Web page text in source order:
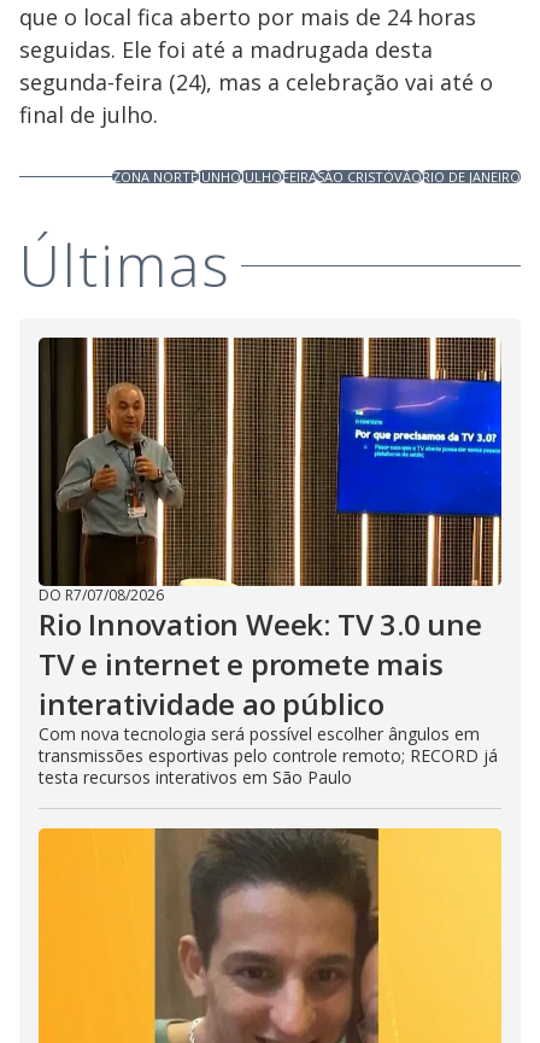
que o local fica aberto por mais de 24 horas
seguidas. Ele foi até a madrugada desta
segunda-feira (24), mas a celebração vai até o
final de julho.
ZONA NORTEJUNHOJULHOFEIRASÃO CRISTÓVÃORIO DE JANEIRO
Últimas
DO R7/07/08/2026
Rio Innovation Week: TV 3.0 une
TV e internet e promete mais
interatividade ao público
Com nova tecnologia será possível escolher ângulos em
transmissões esportivas pelo controle remoto; RECORD já
testa recursos interativos em São Paulo